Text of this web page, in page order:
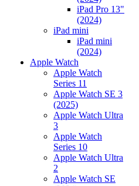
iPad Pro 13"
(2024)
iPad mini
iPad mini
(2024)
Apple Watch
Apple Watch
Series 11
Apple Watch SE 3
(2025)
Apple Watch Ultra
3
Apple Watch
Series 10
Apple Watch Ultra
2
Apple Watch SE